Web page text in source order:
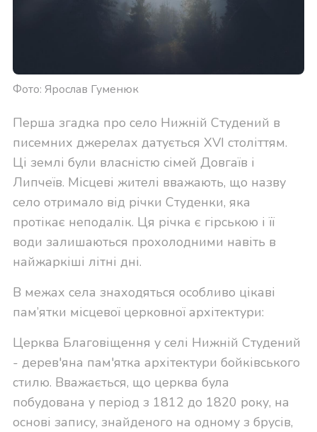
Фото: Ярослав Гуменюк
Перша згадка про село Нижній Студений в
писемних джерелах датується XVI століттям.
Ці землі були власністю сімей Довгаїв і
Липчеїв. Місцеві жителі вважають, що назву
село отримало від річки Студенки, яка
протікає неподалік. Ця річка є гірською і її
води залишаються прохолодними навіть в
найжаркіші літні дні.
В межах села знаходяться особливо цікаві
пам’ятки місцевої церковної архітектури:
Церква Благовіщення у селі Нижній Студений
- дерев'яна пам'ятка архітектури бойківського
стилю. Вважається, що церква була
побудована у період з 1812 до 1820 року, на
основі запису, знайденого на одному з брусів,